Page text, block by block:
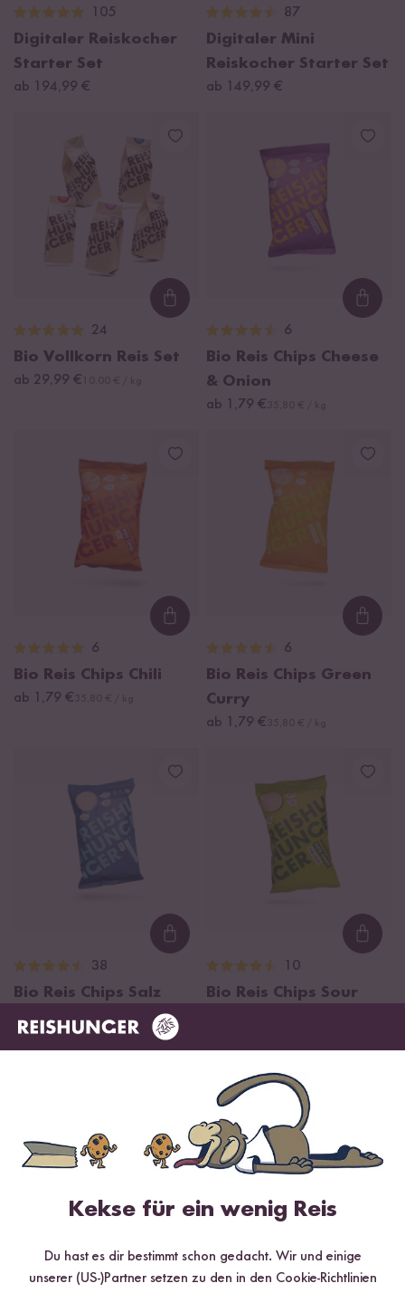
105
Digitaler Reiskocher
Starter Set
ab 194,99 €
87
Digitaler Mini
Reiskocher Starter Set
ab 149,99 €
Loading...
24
Bio Vollkorn Reis Set
ab 29,99 €
6
Bio Reis Chips Cheese
& Onion
ab 1,79 €
Loading...
6
Bio Reis Chips Chili
ab 1,79 €
6
Bio Reis Chips Green
Curry
ab 1,79 €
Loading...
38
Bio Reis Chips Salz
10
Bio Reis Chips Sour
Loading...
11
BESTSELLER
30
Kekse für ein wenig Reis
Du hast es dir bestimmt schon gedacht. Wir und einige
unserer (US-)Partner setzen zu den in den Cookie-Richtlinien